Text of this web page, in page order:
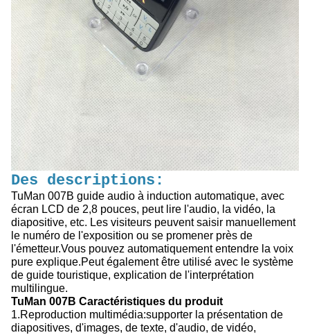
Des descriptions:
TuMan 007B guide audio à induction automatique, avec
écran LCD de 2,8 pouces, peut lire l'audio, la vidéo, la
diapositive, etc. Les visiteurs peuvent saisir manuellement
le numéro de l'exposition ou se promener près de
l'émetteur.Vous pouvez automatiquement entendre la voix
pure explique.Peut également être utilisé avec le système
de guide touristique, explication de l'interprétation
multilingue.
TuMan 007B Caractéristiques du produit
1.Reproduction multimédia:supporter la présentation de
diapositives, d'images, de texte, d'audio, de vidéo,